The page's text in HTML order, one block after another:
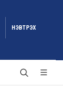
НЭВТРЭХ